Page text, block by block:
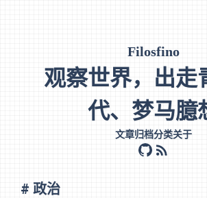
Filosfino
观察世界，出走
代、梦马臆
文章归档分类关于
github
rss
# 政治